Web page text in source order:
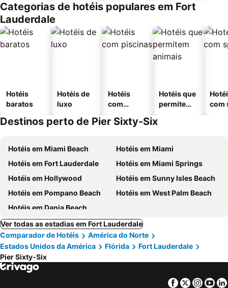
Categorias de hotéis populares em Fort
Lauderdale
Hotéis
baratos
Hotéis de
luxo
Hotéis
com
Hotéis que
permitem
com
Destinos perto de Pier Sixty-Six
Hotéis em Miami Beach
Hotéis em Miami
Hotéis em Fort Lauderdale
Hotéis em Miami Springs
Hotéis em Hollywood
Hotéis em Sunny Isles Beach
Hotéis em Pompano Beach
Hotéis em West Palm Beach
Hotéis em Dania Beach
Ver todas as estadias em Fort Lauderdale
Comparador de Hotéis
América do Norte
Estados Unidos da América
Flórida
Fort Lauderdale
Pier Sixty-Six
Facebook
Twitter